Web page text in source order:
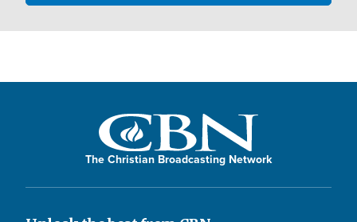
The Christian Broadcasting Network